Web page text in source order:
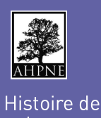
Histoire